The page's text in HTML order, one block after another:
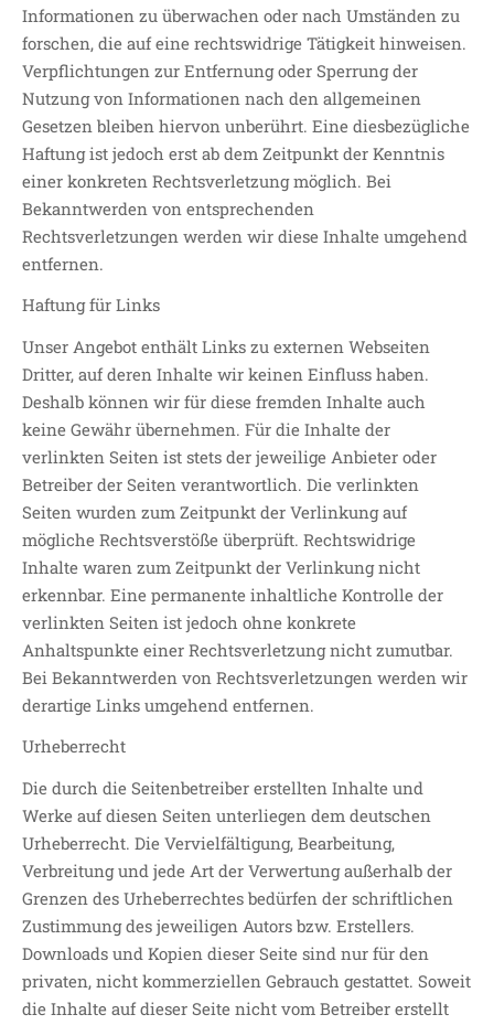
KONTAKT
OGGS DOWNLOADS
SCHULPFLEGSCHAFT
FÖRDERVEREIN
KOOPERATIONEN
LINKS
DATENSCHUTZERKLÄRUNG
Informationen zu überwachen oder nach Umständen zu
forschen, die auf eine rechtswidrige Tätigkeit hinweisen.
Verpflichtungen zur Entfernung oder Sperrung der
Nutzung von Informationen nach den allgemeinen
Gesetzen bleiben hiervon unberührt. Eine diesbezügliche
Haftung ist jedoch erst ab dem Zeitpunkt der Kenntnis
einer konkreten Rechtsverletzung möglich. Bei
Bekanntwerden von entsprechenden
Rechtsverletzungen werden wir diese Inhalte umgehend
entfernen.
Haftung für Links
Unser Angebot enthält Links zu externen Webseiten
Dritter, auf deren Inhalte wir keinen Einfluss haben.
Deshalb können wir für diese fremden Inhalte auch
keine Gewähr übernehmen. Für die Inhalte der
verlinkten Seiten ist stets der jeweilige Anbieter oder
Betreiber der Seiten verantwortlich. Die verlinkten
Seiten wurden zum Zeitpunkt der Verlinkung auf
mögliche Rechtsverstöße überprüft. Rechtswidrige
Inhalte waren zum Zeitpunkt der Verlinkung nicht
erkennbar. Eine permanente inhaltliche Kontrolle der
verlinkten Seiten ist jedoch ohne konkrete
Anhaltspunkte einer Rechtsverletzung nicht zumutbar.
Bei Bekanntwerden von Rechtsverletzungen werden wir
derartige Links umgehend entfernen.
Urheberrecht
Die durch die Seitenbetreiber erstellten Inhalte und
Werke auf diesen Seiten unterliegen dem deutschen
Urheberrecht. Die Vervielfältigung, Bearbeitung,
Verbreitung und jede Art der Verwertung außerhalb der
Grenzen des Urheberrechtes bedürfen der schriftlichen
Zustimmung des jeweiligen Autors bzw. Erstellers.
Downloads und Kopien dieser Seite sind nur für den
privaten, nicht kommerziellen Gebrauch gestattet. Soweit
die Inhalte auf dieser Seite nicht vom Betreiber erstellt